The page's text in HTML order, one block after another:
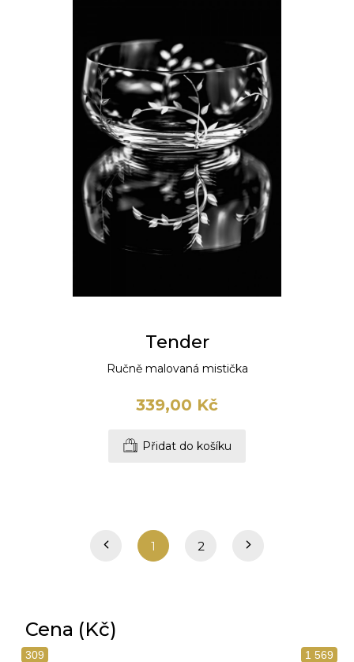
Tender
Ručně malovaná mistička
339,00 Kč
Přidat do košíku
1 2
Cena (Kč)
309 1 569